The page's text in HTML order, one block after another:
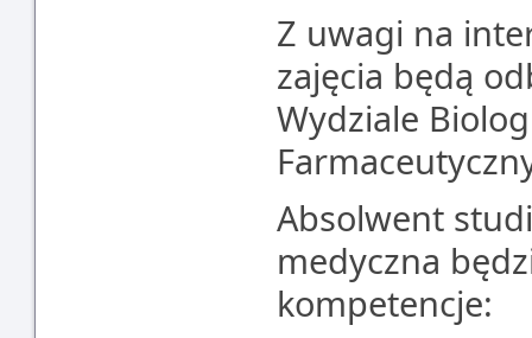
Z uwagi na
zajęcia będą
Wydziale
Absolwent
medyczna
kompetencje: